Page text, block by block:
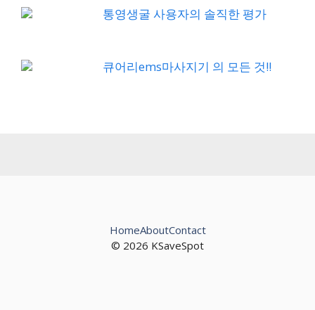
통영생굴 사용자의 솔직한 평가
큐어리ems마사지기 의 모든 것!!
© 2026 KSaveSpot
HomeAboutContact